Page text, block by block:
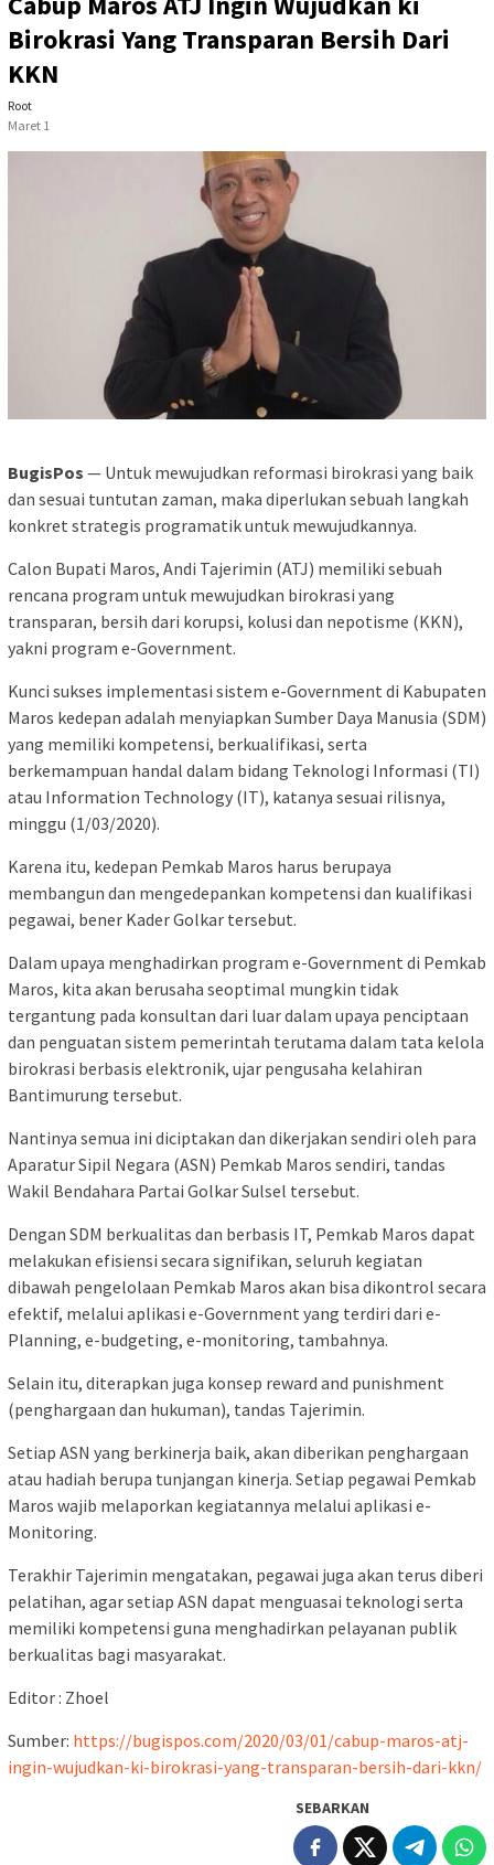
Birokrasi Yang Transparan Bersih Dari
KKN
Root
Maret 1
BugisPos — Untuk mewujudkan reformasi birokrasi yang baik
dan sesuai tuntutan zaman, maka diperlukan sebuah langkah
konkret strategis programatik untuk mewujudkannya.
Calon Bupati Maros, Andi Tajerimin (ATJ) memiliki sebuah
rencana program untuk mewujudkan birokrasi yang
transparan, bersih dari korupsi, kolusi dan nepotisme (KKN),
yakni program e-Government.
Kunci sukses implementasi sistem e-Government di Kabupaten
Maros kedepan adalah menyiapkan Sumber Daya Manusia (SDM)
yang memiliki kompetensi, berkualifikasi, serta
berkemampuan handal dalam bidang Teknologi Informasi (TI)
atau Information Technology (IT), katanya sesuai rilisnya,
minggu (1/03/2020).
Karena itu, kedepan Pemkab Maros harus berupaya
membangun dan mengedepankan kompetensi dan kualifikasi
pegawai, bener Kader Golkar tersebut.
Dalam upaya menghadirkan program e-Government di Pemkab
Maros, kita akan berusaha seoptimal mungkin tidak
tergantung pada konsultan dari luar dalam upaya penciptaan
dan penguatan sistem pemerintah terutama dalam tata kelola
birokrasi berbasis elektronik, ujar pengusaha kelahiran
Bantimurung tersebut.
Nantinya semua ini diciptakan dan dikerjakan sendiri oleh para
Aparatur Sipil Negara (ASN) Pemkab Maros sendiri, tandas
Wakil Bendahara Partai Golkar Sulsel tersebut.
Dengan SDM berkualitas dan berbasis IT, Pemkab Maros dapat
melakukan efisiensi secara signifikan, seluruh kegiatan
dibawah pengelolaan Pemkab Maros akan bisa dikontrol secara
efektif, melalui aplikasi e-Government yang terdiri dari e-
Planning, e-budgeting, e-monitoring, tambahnya.
Selain itu, diterapkan juga konsep reward and punishment
(penghargaan dan hukuman), tandas Tajerimin.
Setiap ASN yang berkinerja baik, akan diberikan penghargaan
atau hadiah berupa tunjangan kinerja. Setiap pegawai Pemkab
Maros wajib melaporkan kegiatannya melalui aplikasi e-
Monitoring.
Terakhir Tajerimin mengatakan, pegawai juga akan terus diberi
pelatihan, agar setiap ASN dapat menguasai teknologi serta
memiliki kompetensi guna menghadirkan pelayanan publik
berkualitas bagi masyarakat.
Editor : Zhoel
Sumber: https://bugispos.com/2020/03/01/cabup-maros-atj-
ingin-wujudkan-ki-birokrasi-yang-transparan-bersih-dari-kkn/
SEBARKAN